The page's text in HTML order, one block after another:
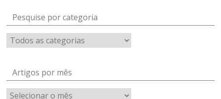
Pesquise por categoria
Artigos por mês
Artigos